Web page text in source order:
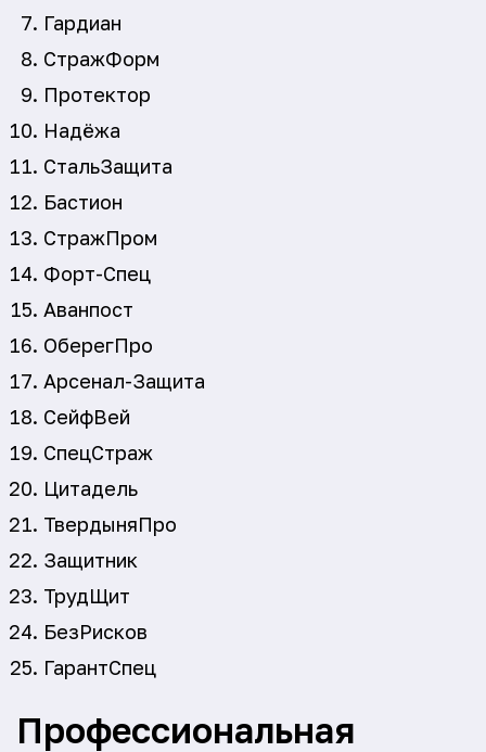
Гардиан
СтражФорм
Протектор
Надёжа
СтальЗащита
Бастион
СтражПром
Форт-Спец
Аванпост
ОберегПро
Арсенал-Защита
СейфВей
СпецСтраж
Цитадель
ТвердыняПро
Защитник
ТрудЩит
БезРисков
ГарантСпец
Профессиональная